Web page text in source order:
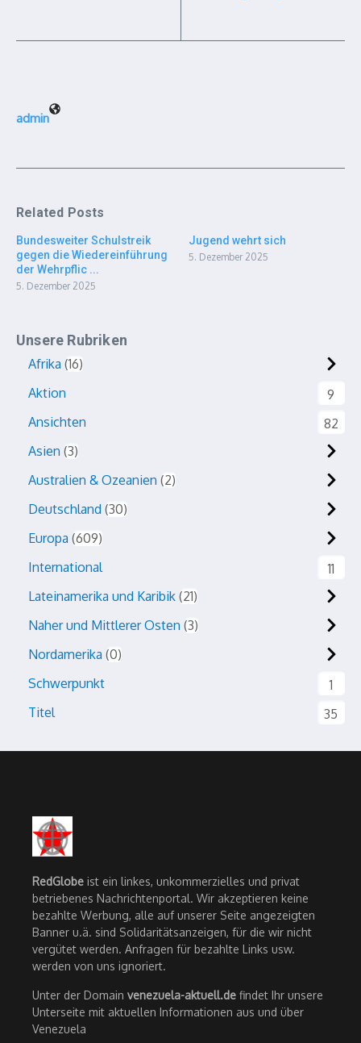
admin
Related Posts
Bundesweiter Schulstreik
gegen die Wiedereinführung
der Wehrpflic ...
5. Dezember 2025
Jugend wehrt sich
5. Dezember 2025
Unsere Rubriken
Afrika 16
Aktion
9
Ansichten
82
Asien 3
Australien & Ozeanien 2
Deutschland 30
Europa 609
International
11
Lateinamerika und Karibik 21
Naher und Mittlerer Osten 3
Nordamerika 0
Schwerpunkt
1
Titel
35
RedGlobe ist ein linkes, unkommerzielles und privat
betriebenes Nachrichtenportal. Wir akzeptieren keine
bezahlte Werbung, alle auf unserer Seite angezeigten
Banner u.ä. sind Solidaritätsanzeigen, für die wir nicht
vergütet werden. Anfragen für bezahlte Links usw.
werden von uns ignoriert.
Unter der Domain venezuela-aktuell.de findet Ihr unsere
Unterseite mit aktuellen Informationen aus und über
Venezuela